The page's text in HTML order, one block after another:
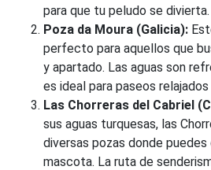
para que tu peludo se divierta.
Poza da Moura (Galicia):
perfecto para aquellos que
y apartado. Las aguas son
es ideal para paseos
Las Chorreras del Cabriel
sus aguas turquesas, las
diversas pozas donde
mascota. La ruta de